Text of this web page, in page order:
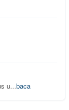
u...baca